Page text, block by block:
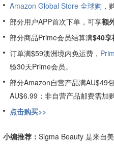
Amazon Global Store 全球购 ，
部分用户APP首次下单，可享额
部分商品Prime会员结算满$40享
订单满$59澳洲境内免运费，
验30天Prime会员。
部分Amazon自营产品满AU$49
AU$6.99；非自营产品邮费需加
点击购买>>
小编推荐： Sigma Beauty 是来自